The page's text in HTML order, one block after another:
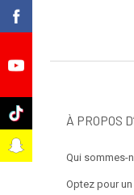
À PROPOS
Qui sommes-
Optez pour